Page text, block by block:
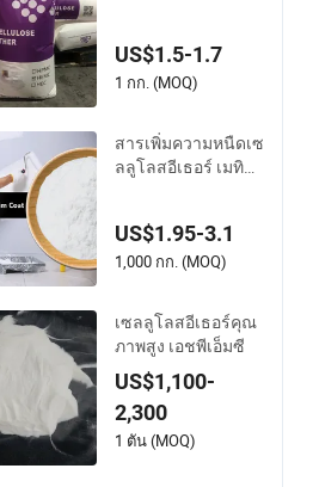
กระเบื้อง ปูนฉาบผนั
ง
US$1.5-1.7
1 กก. (MOQ)
สารเพิ่มความหนืดเซ
ลลูโลสอีเธอร์ เมทิลเ
สารเติมผิวเรียบ
US$1.95-3.1
1,000 กก. (MOQ)
เซลลูโลสอีเธอร์คุณ
ภาพสูง เอชพีเอ็มซี
US$1,100-
2,300
1 ตัน (MOQ)